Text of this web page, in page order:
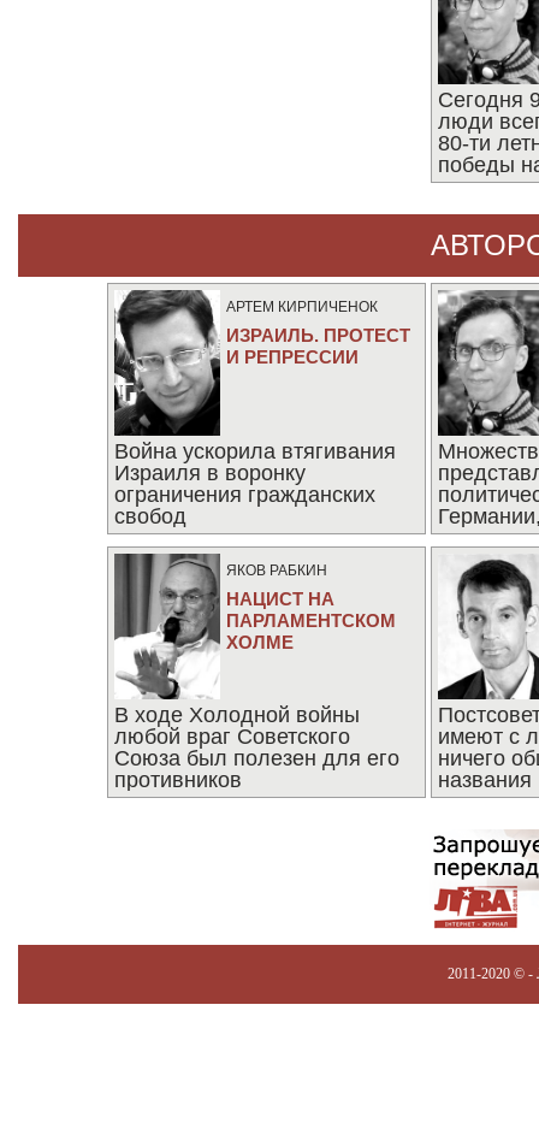
Сегодня
люди
80-ти
победы
АРТЕМ КИРПИЧЕНОК
ИЗРАИЛЬ. ПРОТЕСТ
И РЕПРЕССИИ
Война ускорила втягивания
Израиля в воронку
ограничения гражданских
свобод
ЯКОВ РАБКИН
НАЦИСТ НА
ПАРЛАМЕНТСКОМ
ХОЛМЕ
В ходе Холодной войны
любой враг Советского
Союза был полезен для его
противников
имеют с
ничего
названия
2011-2020 © -